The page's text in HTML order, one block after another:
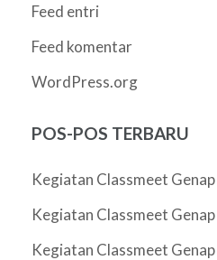
Feed entri
Feed komentar
WordPress.org
POS-POS TERBARU
Kegiatan Classmeet
Kegiatan Classmeet
Kegiatan Classmeet